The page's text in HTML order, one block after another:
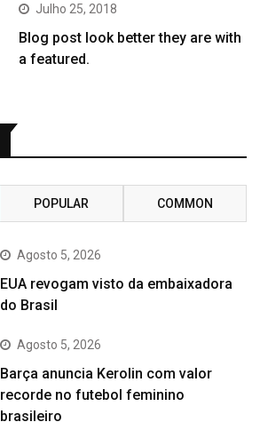
Julho 25, 2018
Blog post look better they are with
a featured.
POPULAR COMMON
Agosto 5, 2026
EUA revogam visto da embaixadora
do Brasil
Agosto 5, 2026
Barça anuncia Kerolin com valor
recorde no futebol feminino
brasileiro